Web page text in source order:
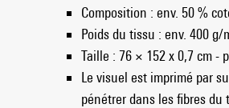
Composition : env. 50 %
Poids du tissu : env. 400 g/
Taille : 76 × 152 x 0,7 cm -
Le visuel est imprimé par
pénétrer dans les fibres